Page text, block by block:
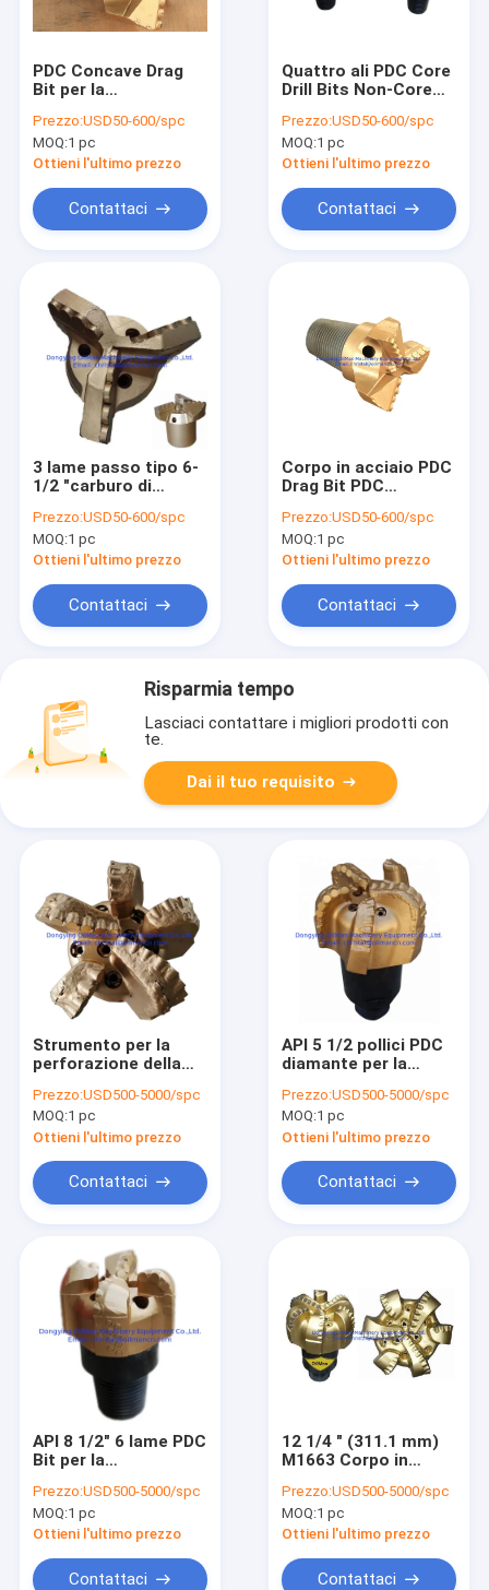
PDC Concave Drag
Bit per la
estrazione del
carbone
Prezzo:USD50-600/spc
MOQ:1 pc
Ottieni l'ultimo prezzo
Contattaci
Quattro ali PDC Core
Drill Bits Non-Core
152mm Diamante
Prezzo:USD50-600/spc
MOQ:1 pc
Ottieni l'ultimo prezzo
Contattaci
3 lame passo tipo 6-
1/2 "carburo di
PDC Drag Bit per la
perforazione
rocciosa
Prezzo:USD50-600/spc
MOQ:1 pc
Ottieni l'ultimo prezzo
Contattaci
Corpo in acciaio PDC
Drag Bit PDC
roccia con tagliatore
PDC
Prezzo:USD50-600/spc
MOQ:1 pc
Ottieni l'ultimo prezzo
Contattaci
Risparmia tempo
Lasciaci contattare i migliori prodotti con
te.
Dai il tuo requisito
Strumento per la
perforazione della
Perforazione del
nucleo di diamanti
per la perforazione
del petrolio
Prezzo:USD500-5000/spc
MOQ:1 pc
Ottieni l'ultimo prezzo
Contattaci
API 5 1/2 pollici PDC
diamante per la
di petrolio e gas
Prezzo:USD500-5000/spc
MOQ:1 pc
Ottieni l'ultimo prezzo
Contattaci
API 8 1/2" 6 lame PDC
Bit per la
Prezzo:USD500-5000/spc
MOQ:1 pc
Ottieni l'ultimo prezzo
Contattaci
12 1/4 " (311.1 mm)
M1663 Corpo in
Perforazione per la
trivellazione in roccia
dura
Prezzo:USD500-5000/spc
MOQ:1 pc
Ottieni l'ultimo prezzo
Contattaci